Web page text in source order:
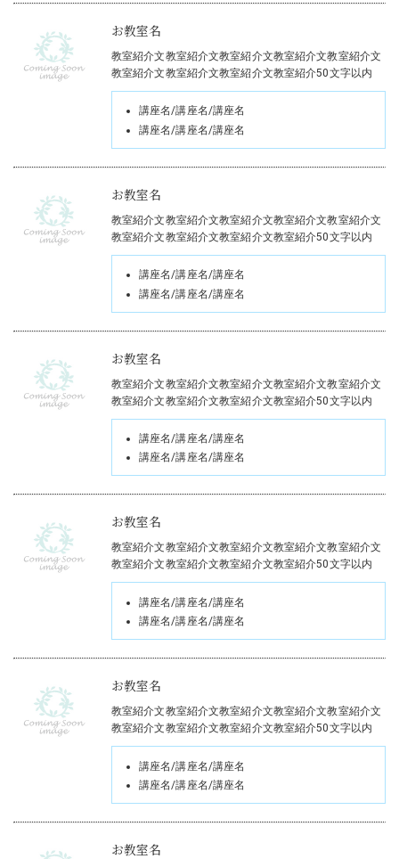
お教室名
教室紹介文教室紹介文教室紹介文教室紹介文教室紹介文
教室紹介文教室紹介文教室紹介文教室紹介50文字以内
講座名/講座名/講座名
講座名/講座名/講座名
お教室名
教室紹介文教室紹介文教室紹介文教室紹介文教室紹介文
教室紹介文教室紹介文教室紹介文教室紹介50文字以内
講座名/講座名/講座名
講座名/講座名/講座名
お教室名
教室紹介文教室紹介文教室紹介文教室紹介文教室紹介文
教室紹介文教室紹介文教室紹介文教室紹介50文字以内
講座名/講座名/講座名
講座名/講座名/講座名
お教室名
教室紹介文教室紹介文教室紹介文教室紹介文教室紹介文
教室紹介文教室紹介文教室紹介文教室紹介50文字以内
講座名/講座名/講座名
講座名/講座名/講座名
お教室名
教室紹介文教室紹介文教室紹介文教室紹介文教室紹介文
教室紹介文教室紹介文教室紹介文教室紹介50文字以内
講座名/講座名/講座名
講座名/講座名/講座名
お教室名